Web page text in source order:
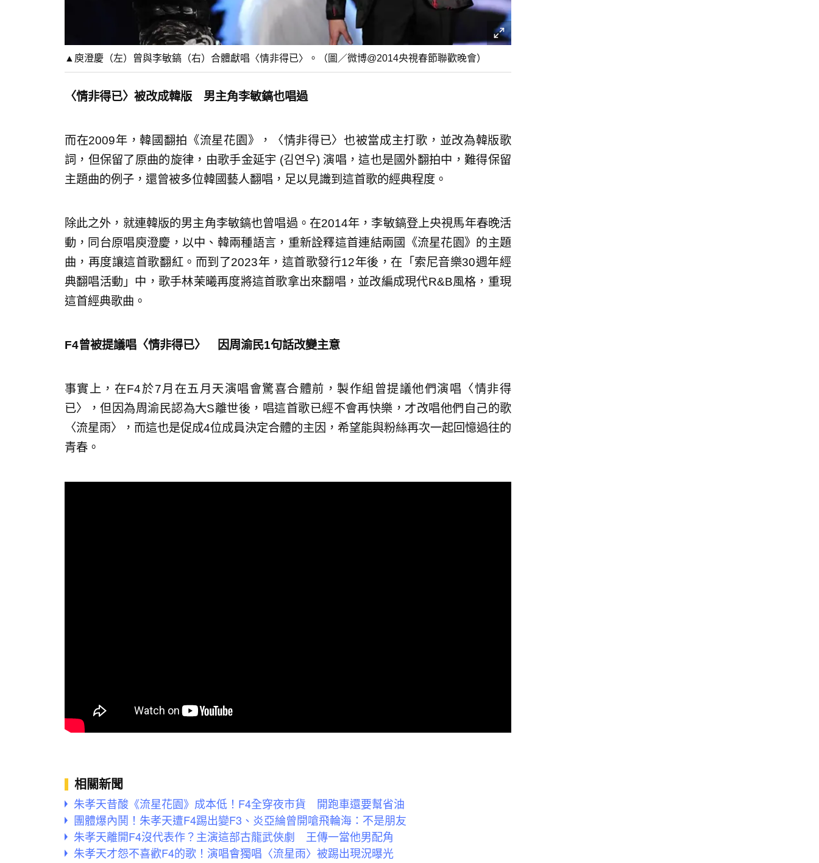
▲庾澄慶（左）曾與李敏鎬（右）合體獻唱〈情非得已〉。（圖／微博@2014央視春節聯歡晚會）
〈情非得已〉被改成韓版 男主角李敏鎬也唱過
而在2009年，韓國翻拍《流星花園》，〈情非得已〉也被當成主打歌，並改為韓版歌
詞，但保留了原曲的旋律，由歌手金延宇 (김연우) 演唱，這也是國外翻拍中，難得保留
主題曲的例子，還曾被多位韓國藝人翻唱，足以見識到這首歌的經典程度。
除此之外，就連韓版的男主角李敏鎬也曾唱過。在2014年，李敏鎬登上央視馬年春晚活
動，同台原唱庾澄慶，以中、韓兩種語言，重新詮釋這首連結兩國《流星花園》的主題
曲，再度讓這首歌翻紅。而到了2023年，這首歌發行12年後，在「索尼音樂30週年經
典翻唱活動」中，歌手林茉曦再度將這首歌拿出來翻唱，並改編成現代R&B風格，重現
這首經典歌曲。
F4曾被提議唱〈情非得已〉 因周渝民1句話改變主意
事實上，在F4於7月在五月天演唱會驚喜合體前，製作組曾提議他們演唱〈情非得
已〉，但因為周渝民認為大S離世後，唱這首歌已經不會再快樂，才改唱他們自己的歌
〈流星雨〉，而這也是促成4位成員決定合體的主因，希望能與粉絲再次一起回憶過往的
青春。
相關新聞
朱孝天昔酸《流星花園》成本低！F4全穿夜市貨 開跑車還要幫省油
團體爆內鬨！朱孝天遭F4踢出變F3、炎亞綸曾開嗆飛輪海：不是朋友
朱孝天離開F4沒代表作？主演這部古龍武俠劇 王傳一當他男配角
朱孝天才怨不喜歡F4的歌！演唱會獨唱〈流星雨〉被踢出現況曝光